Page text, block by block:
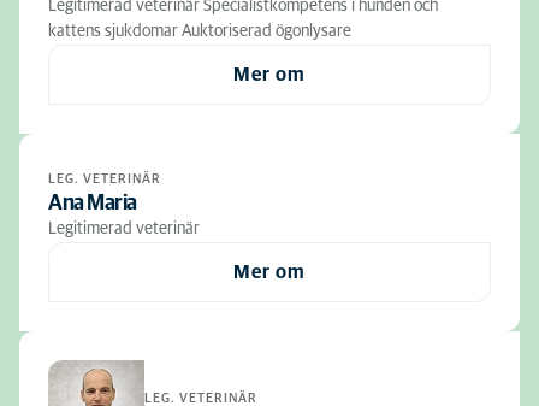
Legitimerad veterinär Specialistkompetens i hunden och
kattens sjukdomar Auktoriserad ögonlysare
Mer om
LEG. VETERINÄR
Ana Maria
Legitimerad veterinär
Mer om
LEG. VETERINÄR